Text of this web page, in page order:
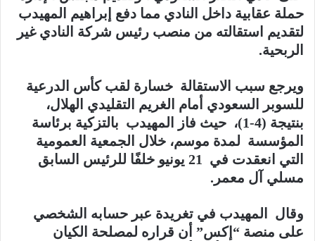
حملة عقابية داخل النادي مما دفع إبراهيم المهيدب
لتقديم استقالته من منصب رئيس شركة النادي غير
الربحية.
ويرجع سبب الاستقالة خسارة لقب كأس الدرعية
للسوبر السعودي أمام الغريم التقليدي الهلال،
بنتيجة (4-1)، حيث فاز المهيدب بالتزكية برئاسة
المؤسسة لمدة موسم، خلال الجمعية العمومية
التي انعقدت في 21 يونيو خلفًا للرئيس السابق
مسلي آل معمر.
وقال المهيدب في تغريدة عبر حسابه الشخصي
على منصة “إكس” أن قراره لمصلحة الكيان